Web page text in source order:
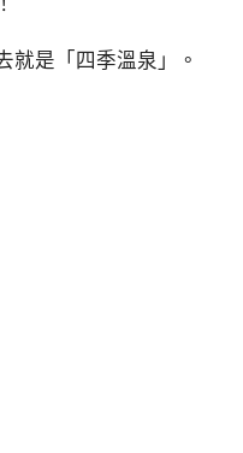
就是「四季溫泉」。